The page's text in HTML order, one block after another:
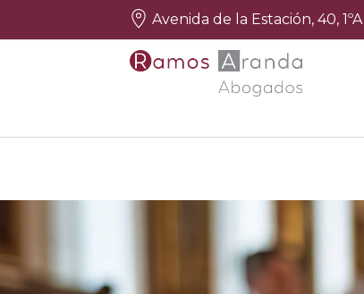
Avenida de la Estación, 40, 1ºA